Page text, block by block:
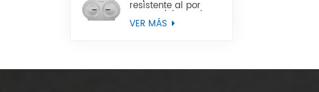
resistente al por
mayor del papel
higiénico del rollo
VER MÁS